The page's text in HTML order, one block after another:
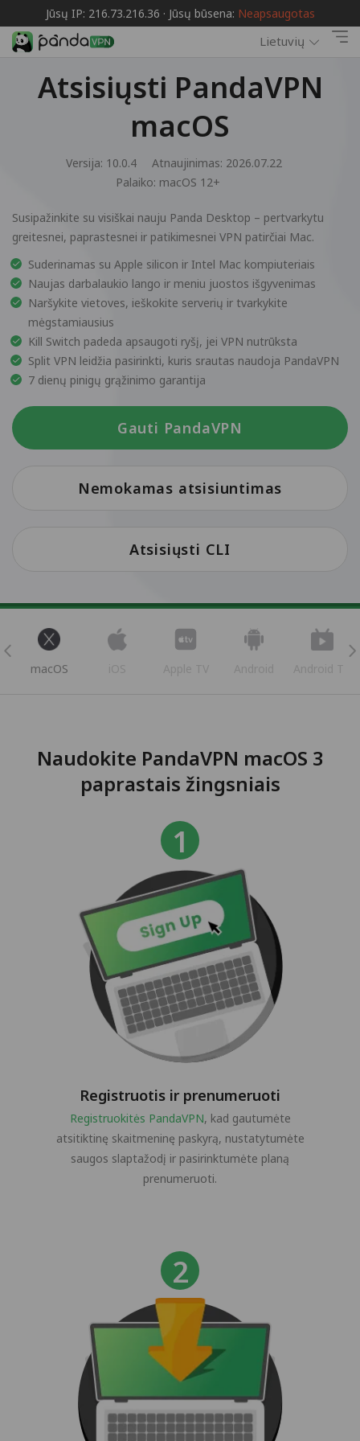
Jūsų IP: 216.73.216.36 · Jūsų būsena: Neapsaugotas
Lietuvių
Atsisiųsti PandaVPN
macOS
Versija: 10.0.4
Atnaujinimas: 2026.07.22
Palaiko: macOS 12+
Susipažinkite su visiškai nauju Panda Desktop – pertvarkytu
greitesnei, paprastesnei ir patikimesnei VPN patirčiai Mac.
Suderinamas su Apple silicon ir Intel Mac kompiuteriais
Naujas darbalaukio lango ir meniu juostos išgyvenimas
Naršykite vietoves, ieškokite serverių ir tvarkykite
mėgstamiausius
Kill Switch padeda apsaugoti ryšį, jei VPN nutrūksta
Split VPN leidžia pasirinkti, kuris srautas naudoja PandaVPN
7 dienų pinigų grąžinimo garantija
Gauti PandaVPN
Nemokamas atsisiuntimas
Atsisiųsti CLI
macOS iOS Apple TV Android Android TV
Naudokite PandaVPN macOS 3
paprastais žingsniais
Registruotis ir prenumeruoti
Registruokitės PandaVPN, kad gautumėte
atsitiktinę skaitmeninę paskyrą, nustatytumėte
saugos slaptažodį ir pasirinktumėte planą
prenumeruoti.